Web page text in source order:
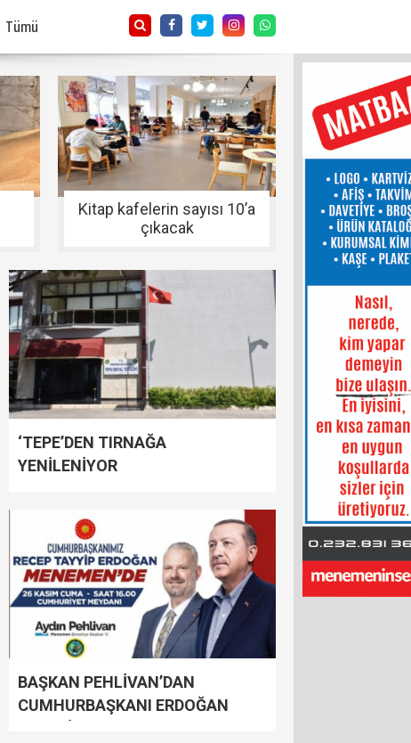
Tümü
Kitap kafelerin sayısı 10’a
çıkacak
‘TEPE’DEN TIRNAĞA
YENİLENİYOR
BAŞKAN PEHLİVAN’DAN
CUMHURBAŞKANI ERDOĞAN